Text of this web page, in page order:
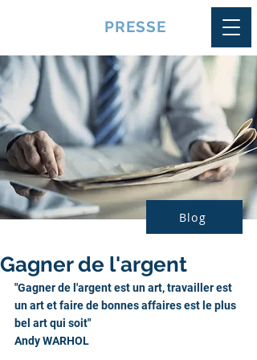
PRESSE
Blog
Gagner de l'argent
"Gagner de l'argent est un art, travailler est
un art et faire de bonnes affaires est le plus
bel art qui soit"
Andy WARHOL